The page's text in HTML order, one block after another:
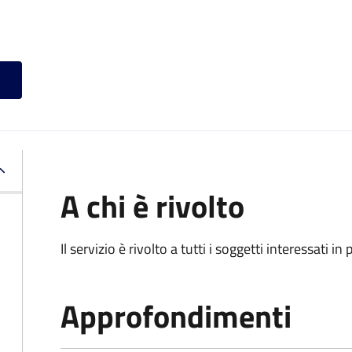
A chi è rivolto
Il servizio è rivolto a tutti i soggetti interessati in
Approfondimenti